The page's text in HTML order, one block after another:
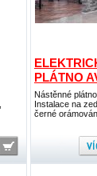
PLÁTNO
Nástěnné
Instalace na
černé